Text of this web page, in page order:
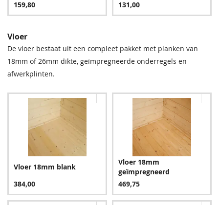
159,80
131,00
Vloer
De vloer bestaat uit een compleet pakket met planken van
18mm of 26mm dikte, geïmpregneerde onderregels en
afwerkplinten.
Vloer 18mm blank
384,00
Vloer 18mm
geïmpregneerd
469,75